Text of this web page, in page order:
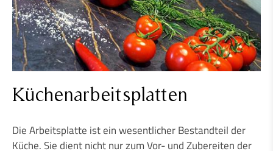
Küchenarbeitsplatten
Die Arbeitsplatte ist ein wesentlicher Bestandteil der
Küche. Sie dient nicht nur zum Vor- und Zubereiten der